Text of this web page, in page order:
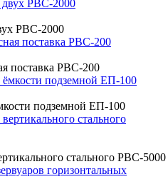
РВС-2000
поставка РВС-200
подземной ЕП-100
стального РВС-5000